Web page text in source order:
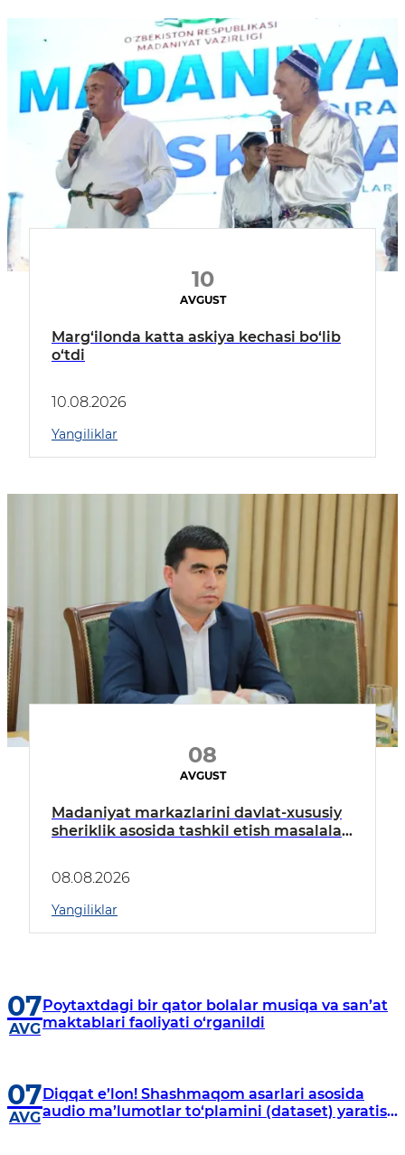
10
AVGUST
Marg‘ilonda katta askiya kechasi bo‘lib
o‘tdi
10.08.2026
Yangiliklar
08
AVGUST
Madaniyat markazlarini davlat-xususiy
sheriklik asosida tashkil etish masalalari
08.08.2026
Yangiliklar
07
AVG
Poytaxtdagi bir qator bolalar musiqa va san’at
maktablari faoliyati o‘rganildi
07
AVG
Diqqat e’lon! Shashmaqom asarlari asosida
audio ma’lumotlar to‘plamini (dataset) yaratish